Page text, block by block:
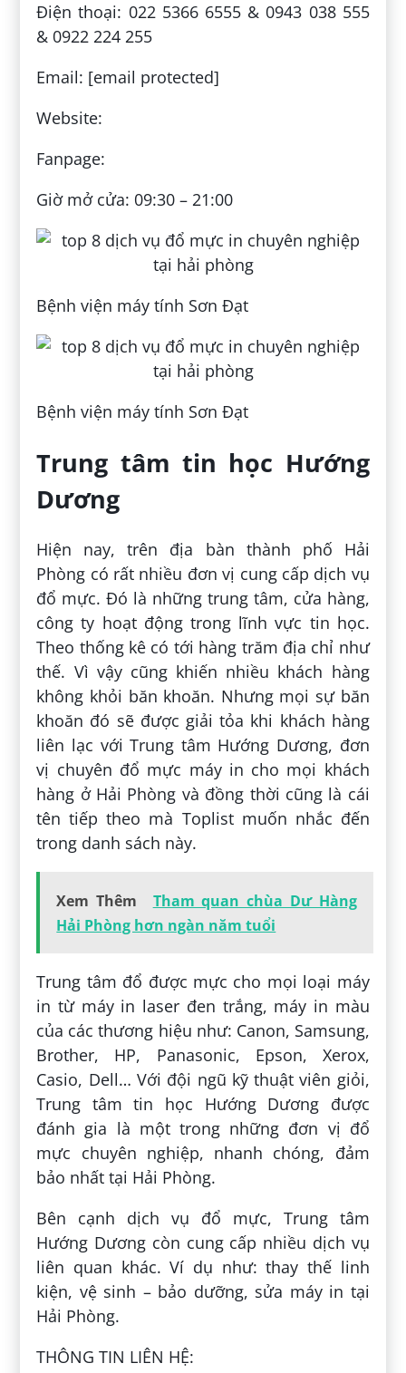
Điện thoại: 022 5366 6555 & 0943 038 555
& 0922 224 255
Email: [email protected]
Website:
Fanpage:
Giờ mở cửa: 09:30 – 21:00
Bệnh viện máy tính Sơn Đạt
Bệnh viện máy tính Sơn Đạt
Trung tâm tin học Hướng
Dương
Hiện nay, trên địa bàn thành phố Hải
Phòng có rất nhiều đơn vị cung cấp dịch vụ
đổ mực. Đó là những trung tâm, cửa hàng,
công ty hoạt động trong lĩnh vực tin học.
Theo thống kê có tới hàng trăm địa chỉ như
thế. Vì vậy cũng khiến nhiều khách hàng
không khỏi băn khoăn. Nhưng mọi sự băn
khoăn đó sẽ được giải tỏa khi khách hàng
liên lạc với Trung tâm Hướng Dương, đơn
vị chuyên đổ mực máy in cho mọi khách
hàng ở Hải Phòng và đồng thời cũng là cái
tên tiếp theo mà Toplist muốn nhắc đến
trong danh sách này.
Xem Thêm
Tham quan chùa Dư Hàng
Hải Phòng hơn ngàn năm tuổi
Trung tâm đổ được mực cho mọi loại máy
in từ máy in laser đen trắng, máy in màu
của các thương hiệu như: Canon, Samsung,
Brother, HP, Panasonic, Epson, Xerox,
Casio, Dell… Với đội ngũ kỹ thuật viên giỏi,
Trung tâm tin học Hướng Dương được
đánh gia là một trong những đơn vị đổ
mực chuyên nghiệp, nhanh chóng, đảm
bảo nhất tại Hải Phòng.
Bên cạnh dịch vụ đổ mực, Trung tâm
Hướng Dương còn cung cấp nhiều dịch vụ
liên quan khác. Ví dụ như: thay thế linh
kiện, vệ sinh – bảo dưỡng, sửa máy in tại
Hải Phòng.
THÔNG TIN LIÊN HỆ: